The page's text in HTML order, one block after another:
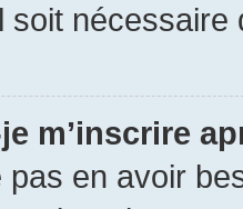
soit nécessaire
m’inscrire
en avoir